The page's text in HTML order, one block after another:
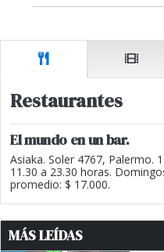
Restaurantes
El mundo en un bar.
Asiaka. Soler 4767, Palermo.
11.30 a 23.30 horas.
promedio: $ 17.000.
MÁS LEÍDAS